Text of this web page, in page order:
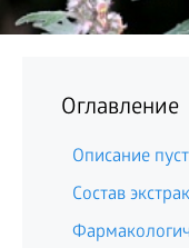
Оглавление
Описание
Состав